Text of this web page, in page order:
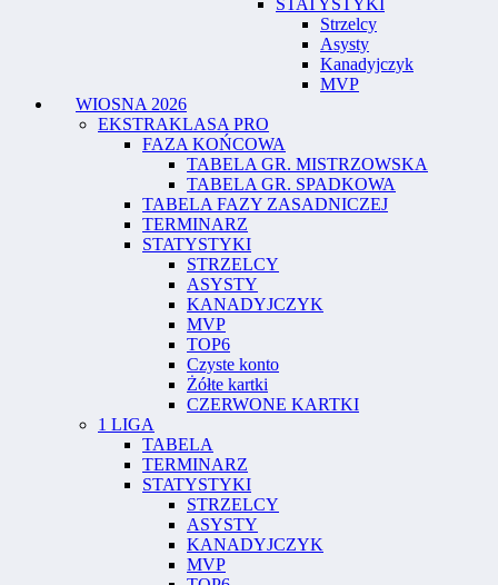
Strzelcy
Asysty
Kanadyjczyk
MVP
WIOSNA 2026
EKSTRAKLASA PRO
FAZA KOŃCOWA
TABELA GR. MISTRZOWSKA
TABELA GR. SPADKOWA
TABELA FAZY ZASADNICZEJ
TERMINARZ
STATYSTYKI
STRZELCY
ASYSTY
KANADYJCZYK
MVP
TOP6
Czyste konto
Żółte kartki
CZERWONE KARTKI
1 LIGA
TABELA
TERMINARZ
STATYSTYKI
STRZELCY
ASYSTY
KANADYJCZYK
MVP